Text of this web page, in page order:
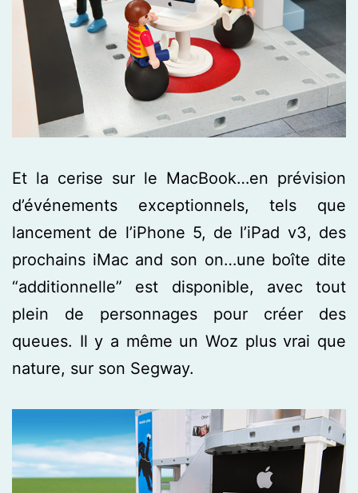
Et la cerise sur le MacBook…en prévision
d’événements exceptionnels, tels que
lancement de l’iPhone 5, de l’iPad v3, des
prochains iMac and son on…une boîte dite
“additionnelle” est disponible, avec tout
plein de personnages pour créer des
queues. Il y a même un Woz plus vrai que
nature, sur son Segway.